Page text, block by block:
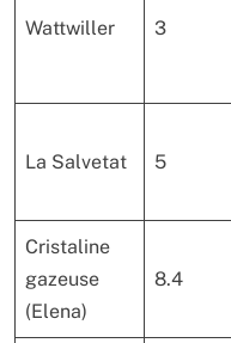
Wattwiller 3
La Salvetat 5
Cristaline
gazeuse
(Elena)
8.4